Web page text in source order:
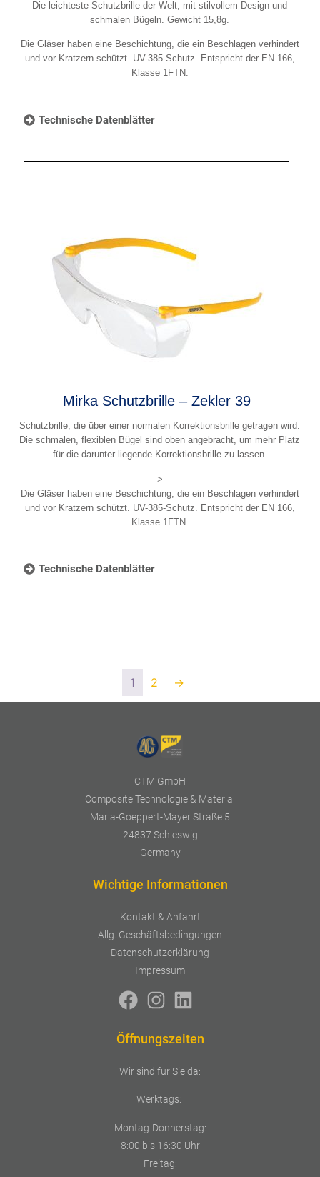
Die leichteste Schutzbrille der Welt, mit stilvollem Design und
schmalen Bügeln. Gewicht 15,8g.
Die Gläser haben eine Beschichtung, die ein Beschlagen verhindert
und vor Kratzern schützt. UV-385-Schutz. Entspricht der EN 166,
Klasse 1FTN.
Technische Datenblätter
Mirka Schutzbrille – Zekler 39
Schutzbrille, die über einer normalen Korrektionsbrille getragen wird.
Die schmalen, flexiblen Bügel sind oben angebracht, um mehr Platz
für die darunter liegende Korrektionsbrille zu lassen.
>
Die Gläser haben eine Beschichtung, die ein Beschlagen verhindert
und vor Kratzern schützt. UV-385-Schutz. Entspricht der EN 166,
Klasse 1FTN.
Technische Datenblätter
1 2 →
CTM GmbH
Composite Technologie & Material
Maria-Goeppert-Mayer Straße 5
24837 Schleswig
Germany
Wichtige Informationen
Kontakt & Anfahrt
Allg. Geschäftsbedingungen
Datenschutzerklärung
Impressum
Öffnungszeiten
Wir sind für Sie da:
Werktags:
Montag-Donnerstag:
8:00 bis 16:30 Uhr
Freitag: